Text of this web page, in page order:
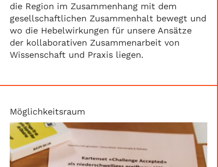
die Region im Zusammenhang mit dem
gesellschaftlichen Zusammenhalt bewegt und
wo die Hebelwirkungen für unsere Ansätze
der kollaborativen Zusammenarbeit von
Wissenschaft und Praxis liegen.
Möglichkeitsraum